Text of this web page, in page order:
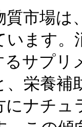
市場は
います
るサプ
栄養補
ナチ